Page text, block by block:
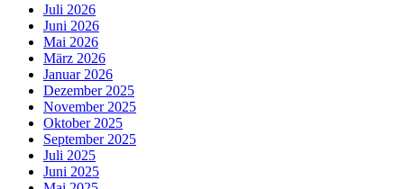
Juli 2026
Juni 2026
Mai 2026
März 2026
Januar 2026
Dezember 2025
November 2025
Oktober 2025
September 2025
Juli 2025
Juni 2025